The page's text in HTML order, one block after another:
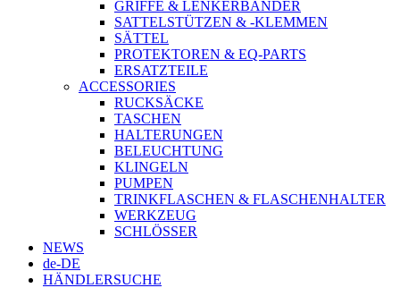
GRIFFE & LENKERBÄNDER
SATTELSTÜTZEN & -KLEMMEN
SÄTTEL
PROTEKTOREN & EQ-PARTS
ERSATZTEILE
ACCESSORIES
RUCKSÄCKE
TASCHEN
HALTERUNGEN
BELEUCHTUNG
KLINGELN
PUMPEN
TRINKFLASCHEN & FLASCHENHALTER
WERKZEUG
SCHLÖSSER
NEWS
de-DE
HÄNDLERSUCHE